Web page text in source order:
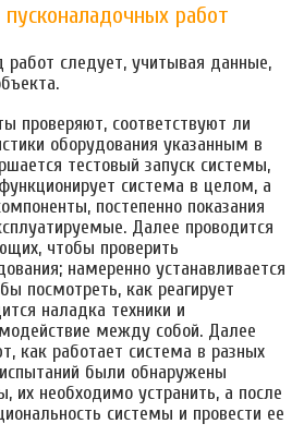
работ
следует, учитывая данные,
проверяют, соответствуют ли
оборудования указанным в
тестовый запуск системы,
система в целом, а
постепенно показания
Далее проводится
чтобы проверить
намеренно устанавливается
посмотреть, как реагирует
наладка техники и
между собой. Далее
как работает система в разных
были обнаружены
их необходимо устранить, а после
системы и провести ее